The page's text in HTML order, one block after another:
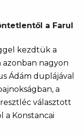
a Farul
kezdtük a
nagyon
Ádám duplájával
a
választott
Konstancai